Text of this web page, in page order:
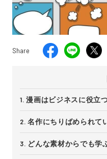
Share
漫画はビジネスに役立
名作にちりばめられて
どんな素材からでも学